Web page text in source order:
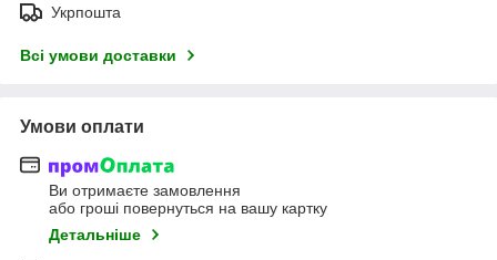
Укрпошта
Всі умови доставки
Умови оплати
Ви отримаєте замовлення
або гроші повернуться на вашу картку
Детальніше